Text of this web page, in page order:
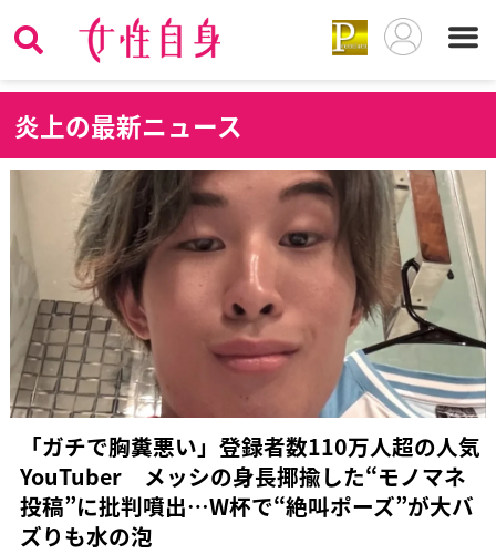
炎上の最新ニュース
「ガチで胸糞悪い」登録者数110万人超の人気
YouTuber メッシの身長揶揄した“モノマネ
投稿”に批判噴出…W杯で“絶叫ポーズ”が大バ
ズりも水の泡